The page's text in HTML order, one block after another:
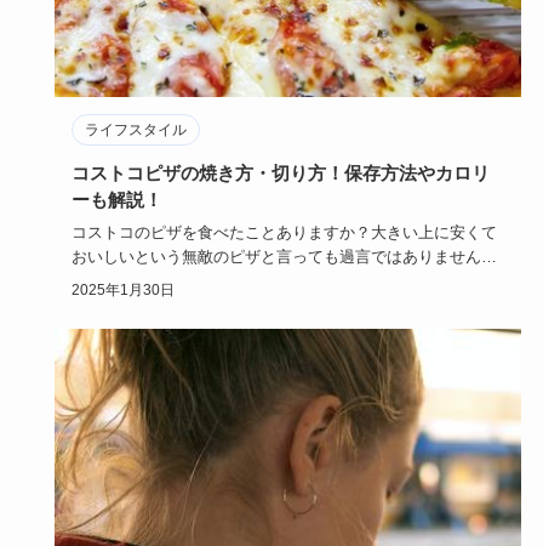
ライフスタイル
コストコピザの焼き方・切り方！保存方法やカロリ
ーも解説！
コストコのピザを食べたことありますか？大きい上に安くて
おいしいという無敵のピザと言っても過言ではありません！
焼き方次第で心…
2025年1月30日